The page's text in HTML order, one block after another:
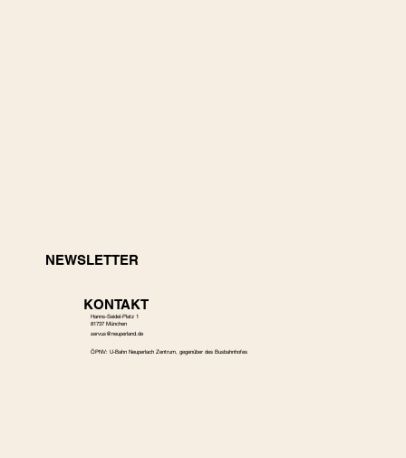
KONTAKT
Hanns-Seidel-Platz 1
81737 München
servus@neuperland.de
ÖPNV: U-Bahn Neuperlach Zentrum, gegenüber des Busbahnhofes
NEWSLETTER